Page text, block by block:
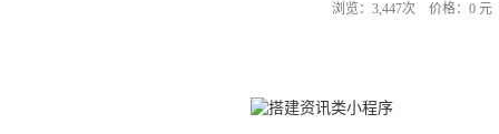
浏览：3,447次 价格：0 元